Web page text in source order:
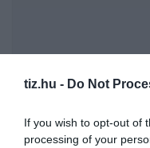
tiz.hu - Do Not
If you wish to opt-out of
processing of your
Brutál nehéz
jól sikerül